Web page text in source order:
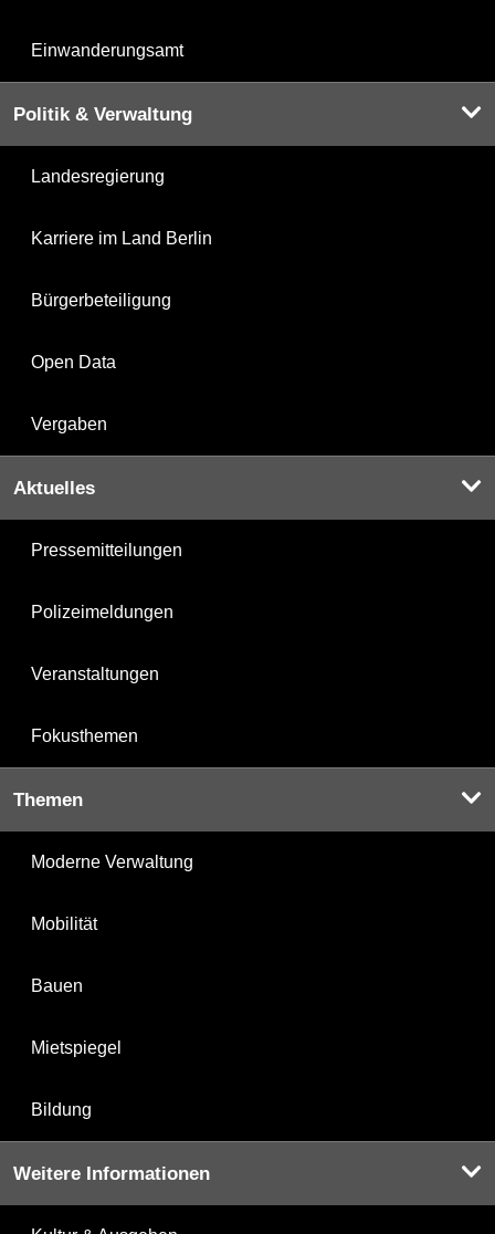
Einwanderungsamt
Politik & Verwaltung
Landesregierung
Karriere im Land Berlin
Bürgerbeteiligung
Open Data
Vergaben
Aktuelles
Pressemitteilungen
Polizeimeldungen
Veranstaltungen
Fokusthemen
Themen
Moderne Verwaltung
Mobilität
Bauen
Mietspiegel
Bildung
Weitere Informationen